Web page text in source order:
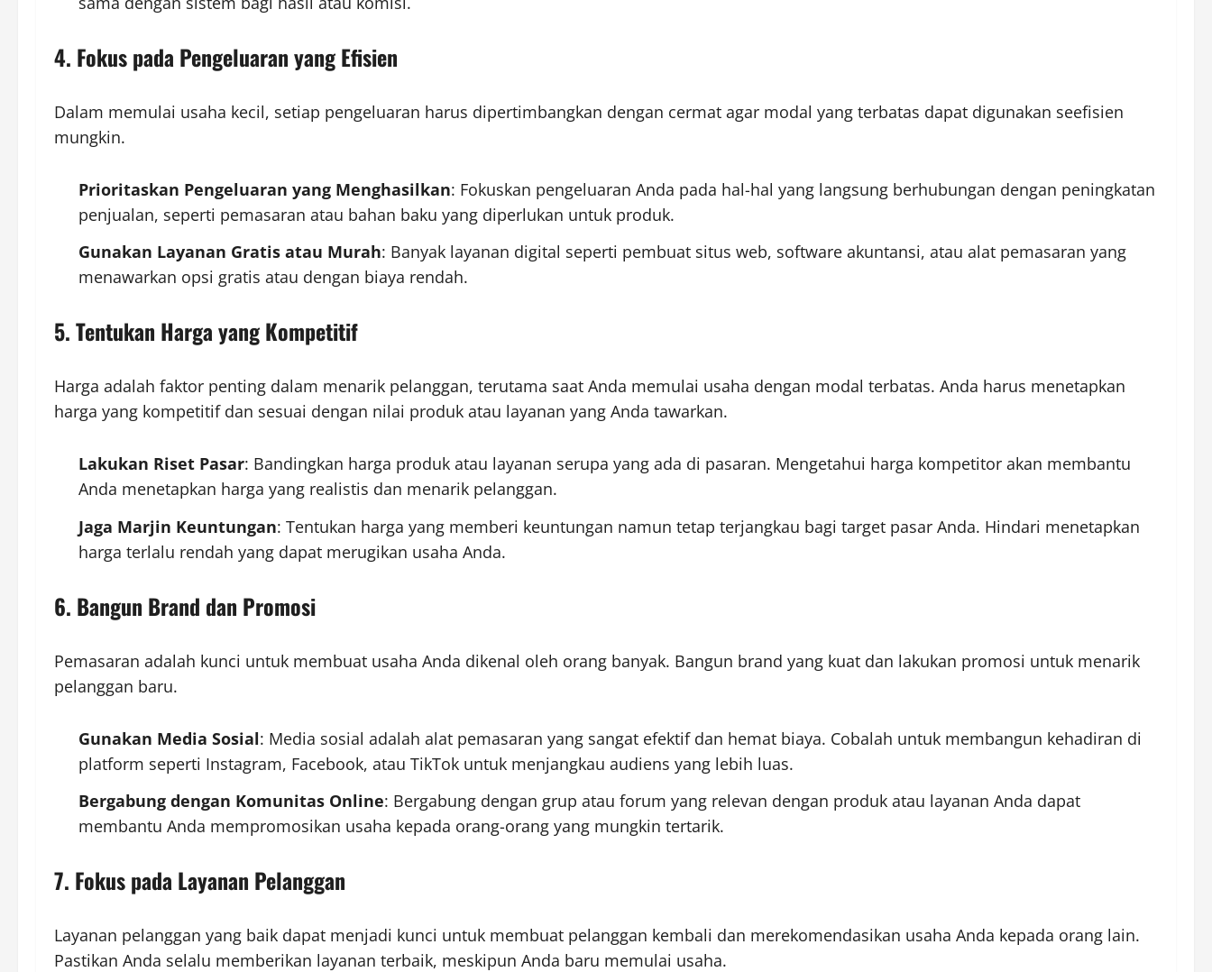
4. Fokus pada Pengeluaran yang Efisien
Dalam memulai usaha kecil, setiap pengeluaran harus dipertimbangkan dengan cermat agar modal yang terbatas dapat digunakan seefisien
mungkin.
Prioritaskan Pengeluaran yang Menghasilkan: Fokuskan pengeluaran Anda pada hal-hal yang langsung berhubungan dengan peningkatan
penjualan, seperti pemasaran atau bahan baku yang diperlukan untuk produk.
Gunakan Layanan Gratis atau Murah: Banyak layanan digital seperti pembuat situs web, software akuntansi, atau alat pemasaran yang
menawarkan opsi gratis atau dengan biaya rendah.
5. Tentukan Harga yang Kompetitif
Harga adalah faktor penting dalam menarik pelanggan, terutama saat Anda memulai usaha dengan modal terbatas. Anda harus menetapkan
harga yang kompetitif dan sesuai dengan nilai produk atau layanan yang Anda tawarkan.
Lakukan Riset Pasar: Bandingkan harga produk atau layanan serupa yang ada di pasaran. Mengetahui harga kompetitor akan membantu
Anda menetapkan harga yang realistis dan menarik pelanggan.
Jaga Marjin Keuntungan: Tentukan harga yang memberi keuntungan namun tetap terjangkau bagi target pasar Anda. Hindari menetapkan
harga terlalu rendah yang dapat merugikan usaha Anda.
6. Bangun Brand dan Promosi
Pemasaran adalah kunci untuk membuat usaha Anda dikenal oleh orang banyak. Bangun brand yang kuat dan lakukan promosi untuk menarik
pelanggan baru.
Gunakan Media Sosial: Media sosial adalah alat pemasaran yang sangat efektif dan hemat biaya. Cobalah untuk membangun kehadiran di
platform seperti Instagram, Facebook, atau TikTok untuk menjangkau audiens yang lebih luas.
Bergabung dengan Komunitas Online: Bergabung dengan grup atau forum yang relevan dengan produk atau layanan Anda dapat
membantu Anda mempromosikan usaha kepada orang-orang yang mungkin tertarik.
7. Fokus pada Layanan Pelanggan
Layanan pelanggan yang baik dapat menjadi kunci untuk membuat pelanggan kembali dan merekomendasikan usaha Anda kepada orang lain.
Pastikan Anda selalu memberikan layanan terbaik, meskipun Anda baru memulai usaha.